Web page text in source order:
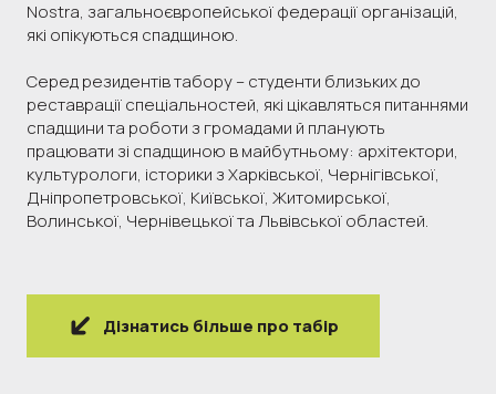
Nostra, загальноєвропейської федерації організацій,
які опікуються спадщиною.
Серед резидентів табору – студенти близьких до
реставрації спеціальностей, які цікавляться питаннями
спадщини та роботи з громадами й планують
працювати зі спадщиною в майбутньому: архітектори,
культурологи, історики з Харківської, Чернігівської,
Дніпропетровської, Київської, Житомирської,
Волинської, Чернівецької та Львівської областей.
Дізнатись більше про табір